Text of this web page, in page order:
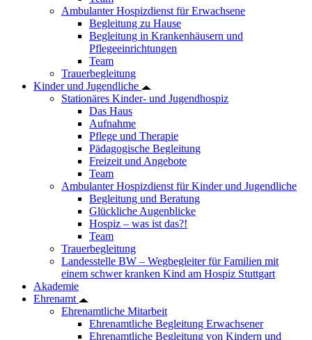
Ambulanter Hospizdienst für Erwachsene
Begleitung zu Hause
Begleitung in Krankenhäusern und
Pflegeeinrichtungen
Team
Trauerbegleitung
Kinder und Jugendliche
Stationäres Kinder- und Jugendhospiz
Das Haus
Aufnahme
Pflege und Therapie
Pädagogische Begleitung
Freizeit und Angebote
Team
Ambulanter Hospizdienst für Kinder und Jugendliche
Begleitung und Beratung
Glückliche Augenblicke
Hospiz – was ist das?!
Team
Trauerbegleitung
Landesstelle BW – Wegbegleiter für Familien mit
einem schwer kranken Kind am Hospiz Stuttgart
Akademie
Ehrenamt
Ehrenamtliche Mitarbeit
Ehrenamtliche Begleitung Erwachsener
Ehrenamtliche Begleitung von Kindern und